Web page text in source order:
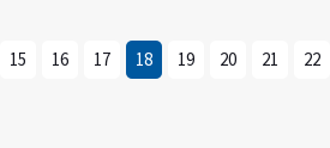
15 16 17 18 19 20 21 22